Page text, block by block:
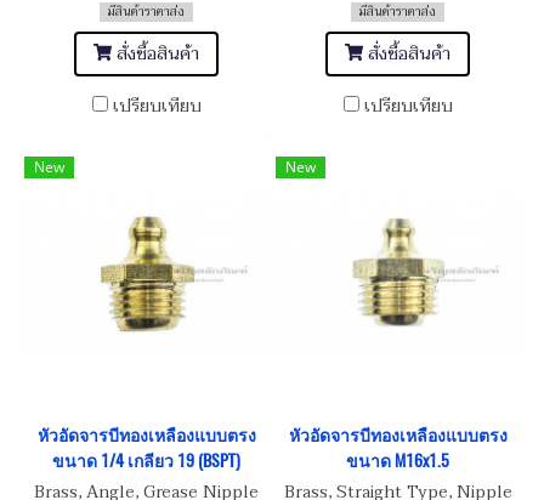
มีสินค้าราคาส่ง
สั่งซื้อสินค้า
เปรียบเทียบ
มีสินค้าราคาส่ง
สั่งซื้อสินค้า
เปรียบเทียบ
New
หัวอัดจารบีทองเหลืองแบบตรง
ขนาด 1/4 เกลียว 19 (BSPT)
Brass, Angle, Grease Nipple
New
หัวอัดจารบีทองเหลืองแบบตรง
ขนาด M16x1.5
Brass, Straight Type, Nipple